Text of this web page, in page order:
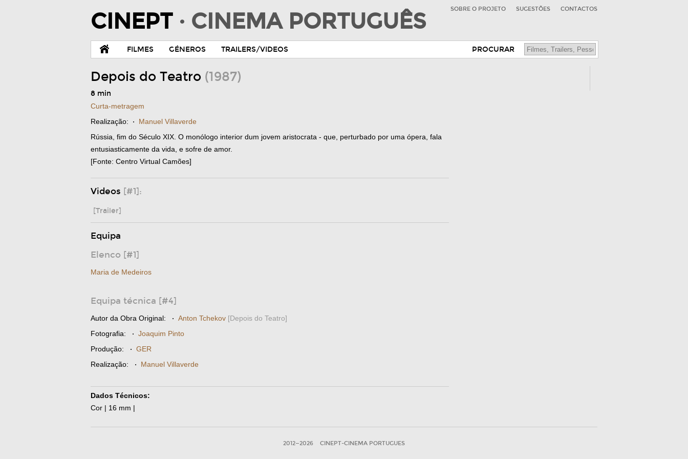
CINEPT · CINEMA PORTUGUÊS SOBRE O PROJETO SUGESTÕES CONTACTOS
FILMES GÉNEROS TRAILERS/VIDEOS PROCURAR
Depois do Teatro (1987)
8 min
Curta-metragem
Realização: · Manuel Villaverde
Rússia, fim do Século XIX. O monólogo interior dum jovem aristocrata - que, perturbado por uma ópera, fala
entusiasticamente da vida, e sofre de amor.
[Fonte: Centro Virtual Camões]
Videos [#1]:
[Trailer]
Equipa
Elenco [#1]
Maria de Medeiros
Equipa técnica [#4]
Autor da Obra Original: · Anton Tchekov [Depois do Teatro]
Fotografia: · Joaquim Pinto
Produção: · GER
Realização: · Manuel Villaverde
Dados Técnicos:
Cor | 16 mm |
2012—2026 CINEPT-CINEMA PORTUGUES